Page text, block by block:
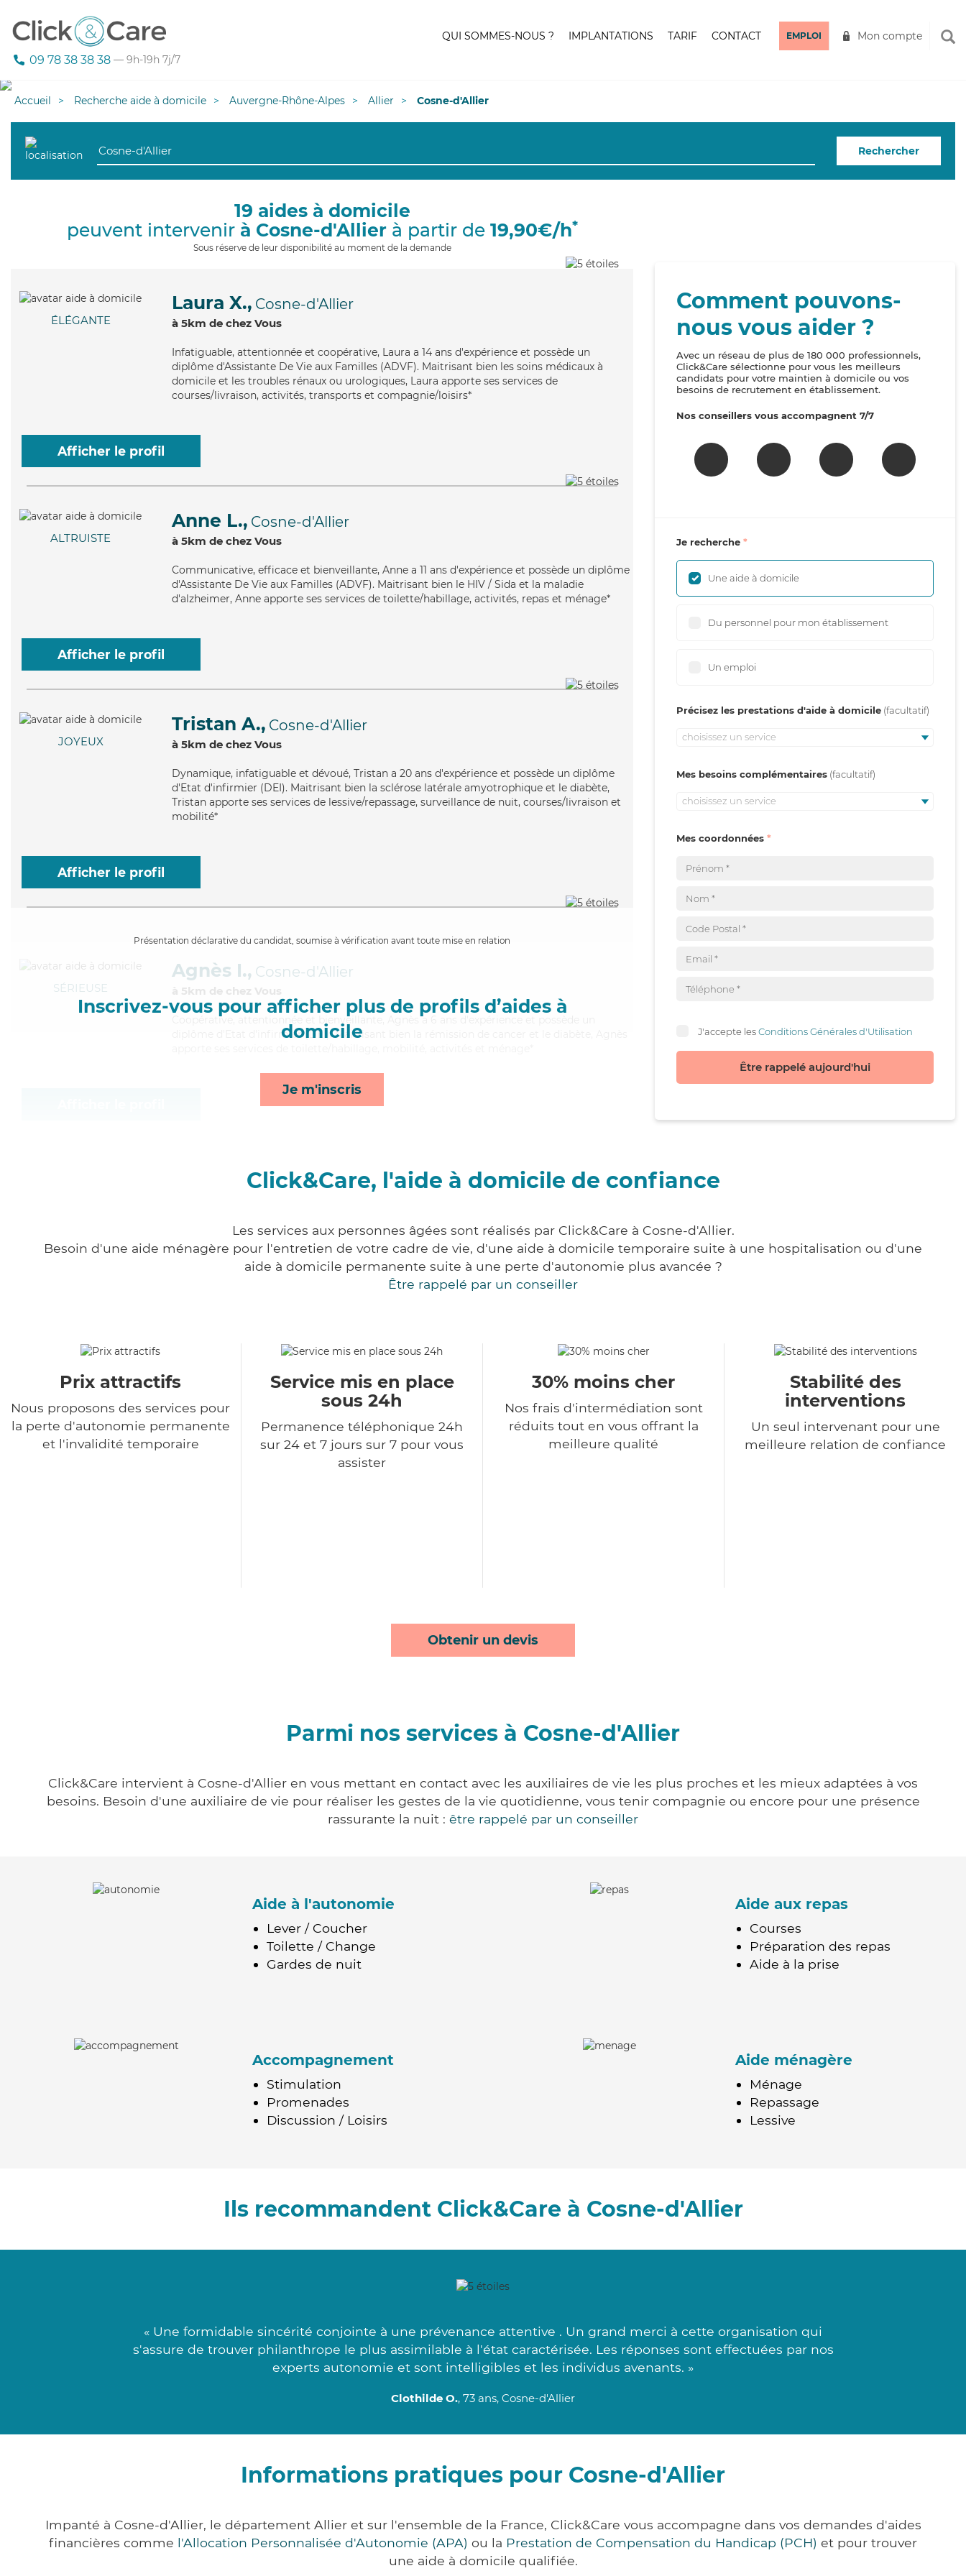
09 78 38 38 38 — 9h-19h 7j/7
QUI SOMMES-NOUS ? IMPLANTATIONS TARIF CONTACT EMPLOI Mon compte
Accueil Recherche aide à domicile Auvergne-Rhône-Alpes Allier Cosne-d'Allier
Rechercher
19 aides à domicile
peuvent intervenir à Cosne-d'Allierà partir de 19,90€/h*
Sous réserve de leur disponibilité au moment de la demande
ÉLÉGANTE
Laura X., Cosne-d'Allier
à 5km de chez Vous
Infatiguable, attentionnée et coopérative, Laura a 14 ans d'expérience et possède un
diplôme d'Assistante De Vie aux Familles (ADVF). Maitrisant bien les soins médicaux à
domicile et les troubles rénaux ou urologiques, Laura apporte ses services de
courses/livraison, activités, transports et compagnie/loisirs*
Afficher le profil
ALTRUISTE
Anne L., Cosne-d'Allier
à 5km de chez Vous
Communicative, efficace et bienveillante, Anne a 11 ans d'expérience et possède un diplôme
d'Assistante De Vie aux Familles (ADVF). Maitrisant bien le HIV / Sida et la maladie
d'alzheimer, Anne apporte ses services de toilette/habillage, activités, repas et ménage*
Afficher le profil
JOYEUX
Tristan A., Cosne-d'Allier
à 5km de chez Vous
Dynamique, infatiguable et dévoué, Tristan a 20 ans d'expérience et possède un diplôme
d'Etat d'infirmier (DEI). Maitrisant bien la sclérose latérale amyotrophique et le diabète,
Tristan apporte ses services de lessive/repassage, surveillance de nuit, courses/livraison et
mobilité*
Afficher le profil
Présentation déclarative du candidat, soumise à vérification avant toute mise en relation
Inscrivez-vous pour afficher plus de profils d’aides à
domicile
Je m'inscris
SÉRIEUSE
Agnès I., Cosne-d'Allier
à 5km de chez Vous
Coopérative
, attentionnée et bienveillante, Agnès a 6 ans d'expérience et possède un
diplôme d'Etat d'infirmier (DEI). Maitrisant bien la rémission de cancer et le diabète, Agnès
Comment pouvons-
nous vous aider ?
Avec un réseau de plus de 180 000 professionnels,
Click&Care sélectionne pour vous les meilleurs
candidats pour votre maintien à domicile ou vos
besoins de recrutement en établissement.
Nos conseillers vous accompagnent 7/7
Je recherche
Une aide à domicile
Du personnel pour mon établissement
Un emploi
Précisez les prestations d'aide à domicile
choisissez un service
Mes besoins complémentaires
choisissez un service
Mes coordonnées
J'accepte lesConditions Générales d'Utilisation
Être rappelé aujourd'hui
Click&Care, l'aide à domicile de confiance
Les services aux personnes âgées sont réalisés par Click&Care à Cosne-d'Allier.
Besoin d'une aide ménagère pour l'entretien de votre cadre de vie, d'une aide à domicile temporaire suite à une hospitalisation ou d'une
aide à domicile permanente suite à une perte d'autonomie plus avancée ?
Être rappelé par un conseiller
Prix attractifs
Nous proposons des services pour
la perte d'autonomie permanente
et l'invalidité temporaire
Service mis en place
sous 24h
Permanence téléphonique 24h
sur 24 et 7 jours sur 7 pour vous
assister
30% moins cher
Nos frais d'intermédiation sont
réduits tout en vous offrant la
meilleure qualité
Stabilité des
interventions
Un seul intervenant pour une
meilleure relation de confiance
Obtenir un devis
Parmi nos services à Cosne-d'Allier
Click&Care intervient à Cosne-d'Allier en vous mettant en contact avec les auxiliaires de vie les plus proches et les mieux adaptées à vos
besoins. Besoin d'une auxiliaire de vie pour réaliser les gestes de la vie quotidienne, vous tenir compagnie ou encore pour une présence
rassurante la nuit : être rappelé par un conseiller
Aide à l'autonomie
Lever / Coucher
Toilette / Change
Gardes de nuit
Aide aux repas
Courses
Préparation des repas
Aide à la prise
Accompagnement
Stimulation
Promenades
Discussion / Loisirs
Aide ménagère
Ménage
Repassage
Lessive
Ils recommandent Click&Care à Cosne-d'Allier
« Une formidable sincérité conjointe à une prévenance attentive . Un grand merci à cette organisation qui
s'assure de trouver philanthrope le plus assimilable à l'état caractérisée. Les réponses sont effectuées par nos
experts autonomie et sont intelligibles et les individus avenants. »
Clothilde O., 73 ans, Cosne-d'Allier
Informations pratiques pour Cosne-d'Allier
Impanté à Cosne-d'Allier, le département Allier et sur l'ensemble de la France, Click&Care vous accompagne dans vos demandes d'aides
financières comme l'Allocation Personnalisée d'Autonomie (APA) ou la Prestation de Compensation du Handicap (PCH) et pour trouver
une aide à domicile qualifiée.